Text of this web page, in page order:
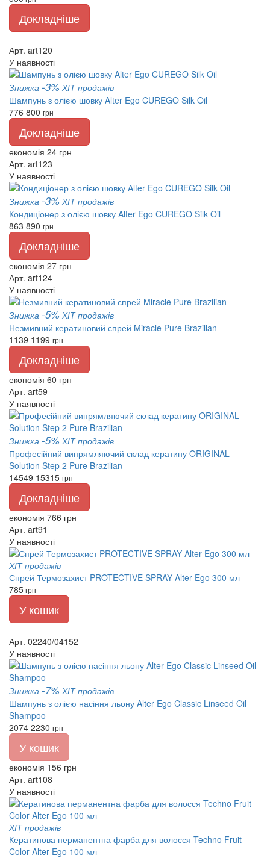
Докладніше
Арт. art120
У наявності
Знижка -3% ХІТ продажів
Шампунь з олією шовку Alter Ego CUREGO Silk Oil
776 800 грн
Докладніше
економія 24 грн
Арт. art123
У наявності
Знижка -3% ХІТ продажів
Кондиціонер з олією шовку Alter Ego CUREGO Silk Oil
863 890 грн
Докладніше
економія 27 грн
Арт. art124
У наявності
Знижка -5% ХІТ продажів
Незмивний кератиновий спрей Miracle Pure Brazilian
1139 1199 грн
Докладніше
економія 60 грн
Арт. art59
У наявності
Знижка -5% ХІТ продажів
Професійний випрямляючий склад кератину ORIGINAL
Solution Step 2 Pure Brazilian
14549 15315 грн
Докладніше
економія 766 грн
Арт. art91
У наявності
ХІТ продажів
Спрей Термозахист PROTECTIVE SPRAY Alter Ego 300 мл
785грн
У кошик
Арт. 02240/04152
У наявності
Знижка -7% ХІТ продажів
Шампунь з олією насіння льону Alter Ego Classic Linseed Oil
Shampoo
2074 2230 грн
У кошик
економія 156 грн
Арт. art108
У наявності
ХІТ продажів
Кератинова перманентна фарба для волосся Techno Fruit
Color Alter Ego 100 мл